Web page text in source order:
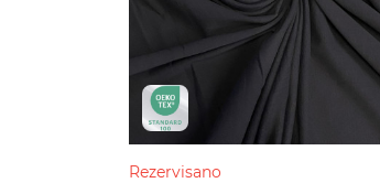
Rezervisano